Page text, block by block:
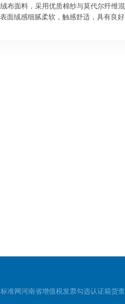
布面料，采用优质棉纱与莫代尔纤维
面绒感细腻柔软，触感舒适，具有良
标准网河南省增值税发票勾选认证箱货